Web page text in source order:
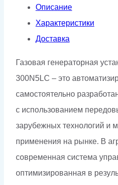
300N5LCОписание
Характеристики
Доставка
Газовая генераторная
300N5LC – это
самостоятельно
с использованием
зарубежных технологий и
применения на рынке. В
современная система
оптимизированная в